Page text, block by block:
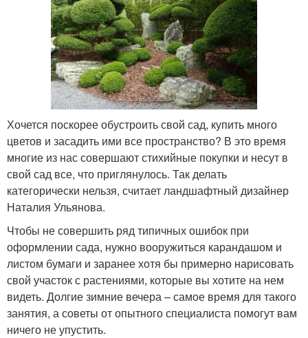
Хочется поскорее обустроить свой сад, купить много
цветов и засадить ими все пространство? В это время
многие из нас совершают стихийные покупки и несут в
свой сад все, что приглянулось. Так делать
категорически нельзя, считает ландшафтный дизайнер
Наталия Ульянова.
Чтобы не совершить ряд типичных ошибок при
оформлении сада, нужно вооружиться карандашом и
листом бумаги и заранее хотя бы примерно нарисовать
свой участок с растениями, которые вы хотите на нем
видеть. Долгие зимние вечера – самое время для такого
занятия, а советы от опытного специалиста помогут вам
ничего не упустить.